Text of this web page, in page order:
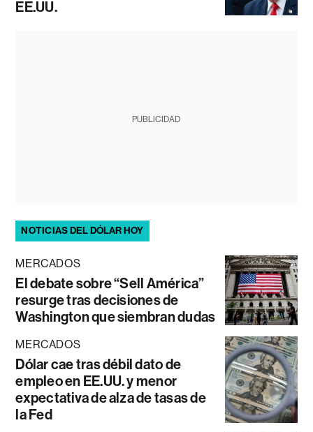
EE.UU.
PUBLICIDAD
NOTICIAS DEL DÓLAR HOY
MERCADOS
El debate sobre “Sell América”
resurge tras decisiones de
Washington que siembran dudas
MERCADOS
Dólar cae tras débil dato de
empleo en EE.UU. y menor
expectativa de alza de tasas de
la Fed